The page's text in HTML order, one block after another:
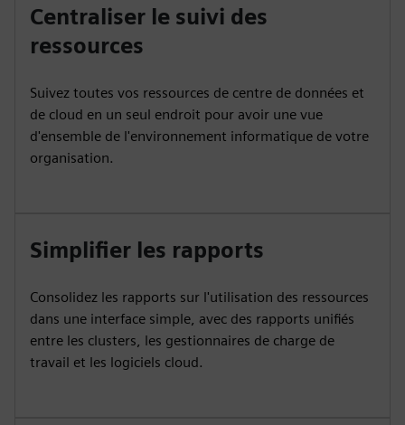
Centraliser le suivi des
ressources
Suivez toutes vos ressources de centre de données et
de cloud en un seul endroit pour avoir une vue
d'ensemble de l'environnement informatique de votre
organisation.
Simplifier les rapports
Consolidez les rapports sur l'utilisation des ressources
dans une interface simple, avec des rapports unifiés
entre les clusters, les gestionnaires de charge de
travail et les logiciels cloud.